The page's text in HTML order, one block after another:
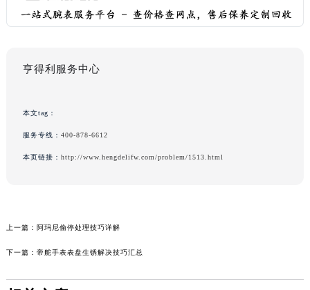
亨得利服务中心
本文tag：
服务专线： 400-878-6612
本页链接： http://www.hengdelifw.com/problem/1513.html
上一篇： 阿玛尼偷停处理技巧详解
下一篇： 帝舵手表表盘生锈解决技巧汇总